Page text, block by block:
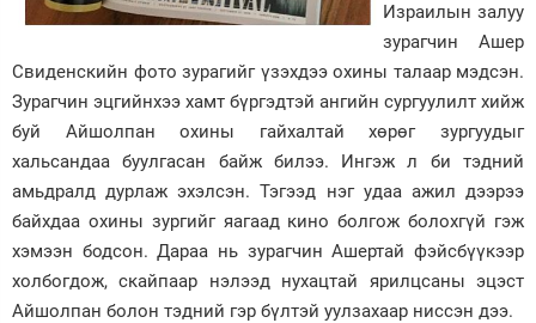
Израилын залуу
зурагчин Ашер
Свиденскийн фото зурагийг үзэхдээ охины талаар мэдсэн.
Зурагчин эцгийнхээ хамт бүргэдтэй ангийн сургуулилт хийж
буй Айшолпан охины гайхалтай хөрөг зургуудыг
хальсандаа буулгасан байж билээ. Ингэж л би тэдний
амьдралд дурлаж эхэлсэн. Тэгээд нэг удаа ажил дээрээ
байхдаа охины зургийг яагаад кино болгож болохгүй гэж
хэмээн бодсон. Дараа нь зурагчин Ашертай фэйсбүүкээр
холбогдож, скайпаар нэлээд нухацтай ярилцсаны эцэст
Айшолпан болон тэдний гэр бүлтэй уулзахаар ниссэн дээ.